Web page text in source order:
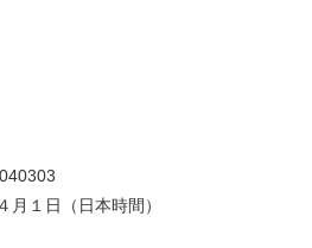
１日（日本時間）